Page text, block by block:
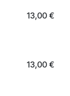
13,00€
13,00€